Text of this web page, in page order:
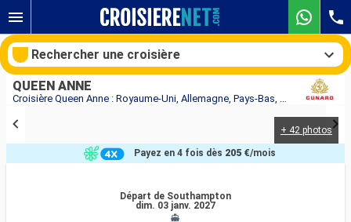
Croisière Queen Anne : Royaume-Uni, Allemagne, Pays-Bas, Belgique au départ de Southampton
QUEEN ANNE
+ 42 photos
Départ de Southampton
dim. 03 janv. 2027
Payez en 4 fois dès 205 €/mois
Rechercher une croisière
Nos destinations
Compagnies